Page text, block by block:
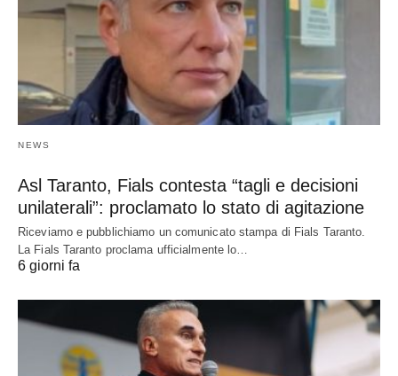
NEWS
Asl Taranto, Fials contesta “tagli e decisioni
unilaterali”: proclamato lo stato di agitazione
Riceviamo e pubblichiamo un comunicato stampa di Fials Taranto.
La Fials Taranto proclama ufficialmente lo…
6 giorni fa